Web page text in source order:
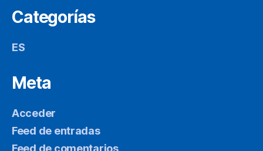
Categorías
ES
Meta
Acceder
Feed de entradas
Feed de comentarios